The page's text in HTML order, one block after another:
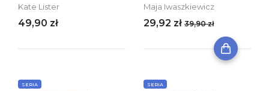
Kate Lister
49,90 zł
Maja Iwaszkiewicz
29,92 zł 39,90 zł
SERIA SERIA